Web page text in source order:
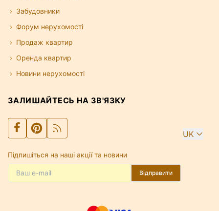
Забудовники
Форум нерухомості
Продаж квартир
Оренда квартир
Новини нерухомості
ЗАЛИШАЙТЕСЬ НА ЗВ'ЯЗКУ
UK
Підпишіться на наші акції та новини
Відправити